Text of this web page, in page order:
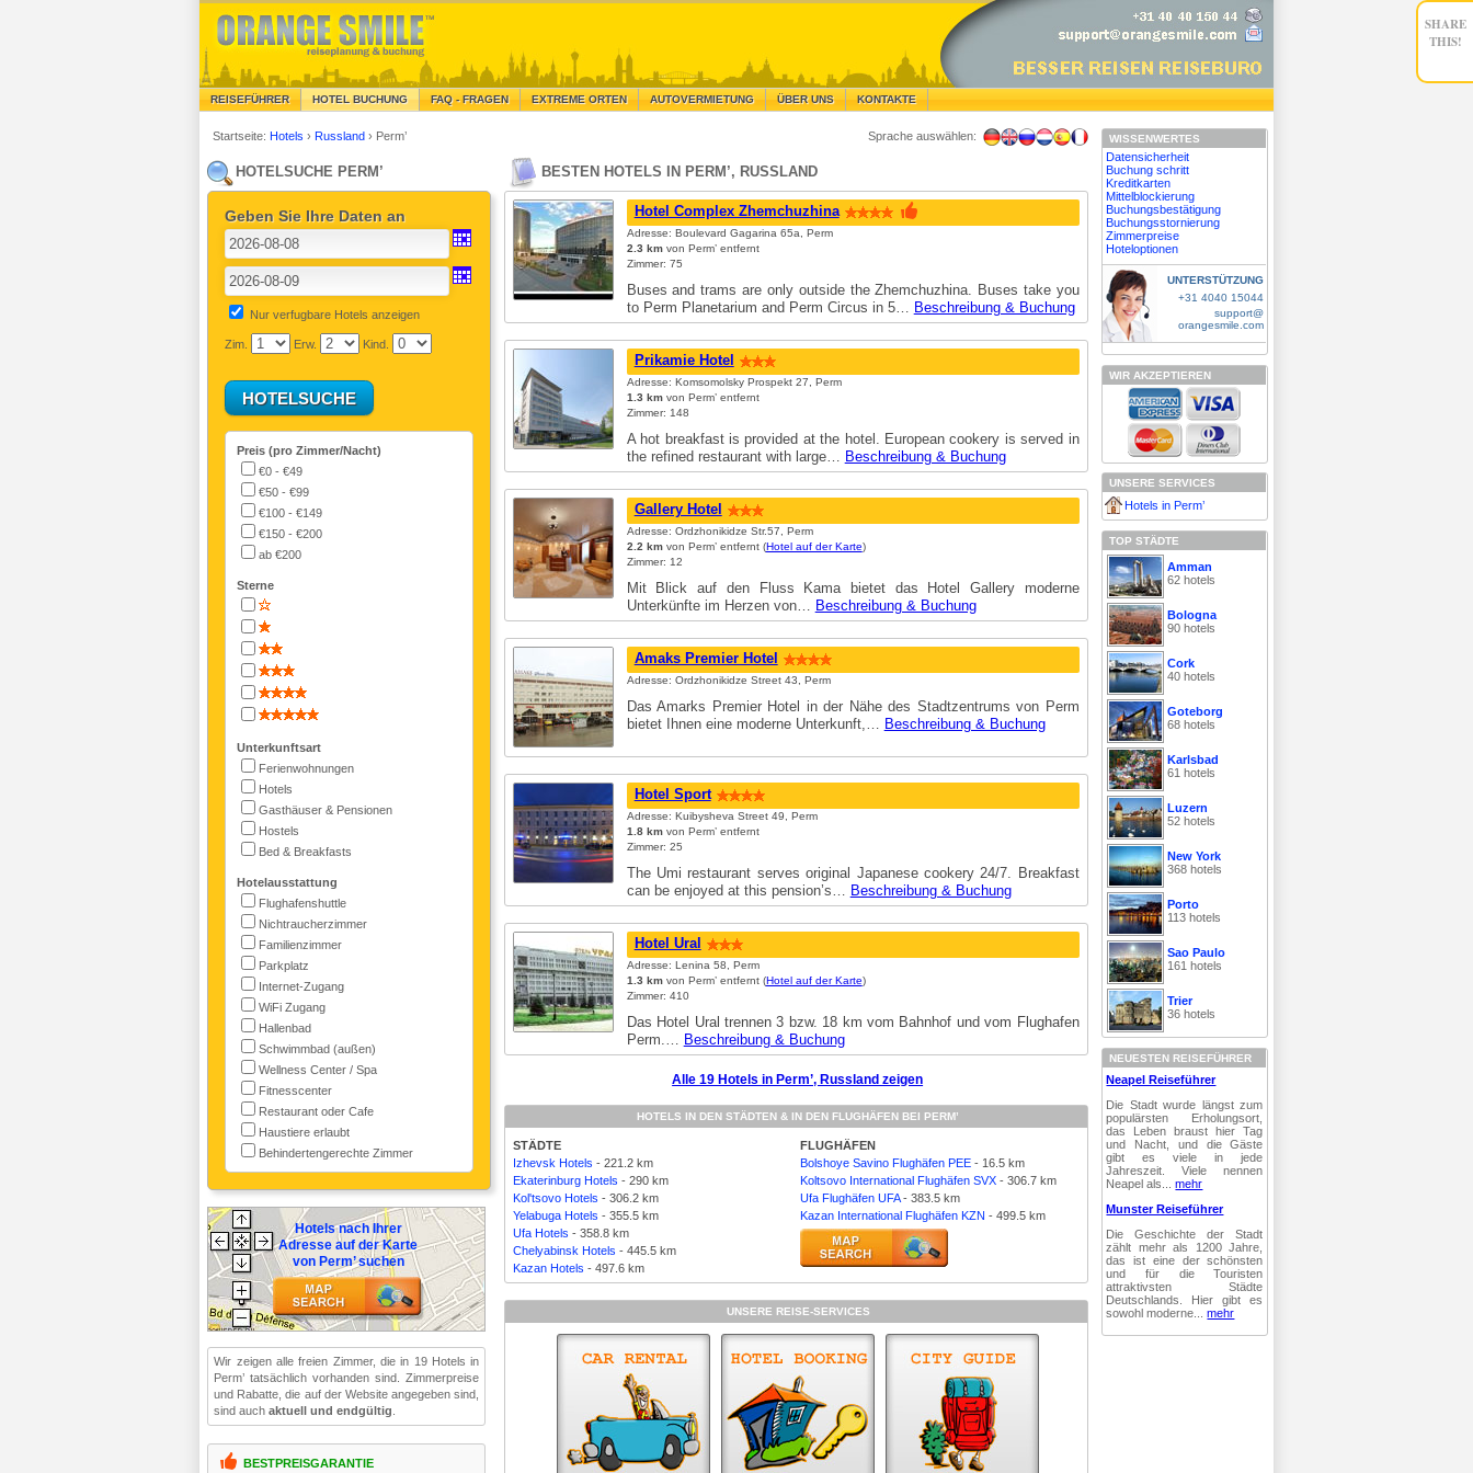
REISEFÜHRER HOTEL BUCHUNG FAQ - FRAGEN EXTREME ORTEN AUTOVERMIETUNG ÜBER UNS KONTAKTE
Startseite:Hotels›Russland› Perm’ Sprache auswählen:
HOTELSUCHE PERM’
Geben Sie Ihre Daten an
Nur verfugbare Hotels anzeigen
Zim. Erw. Kind.
Preis (pro Zimmer/Nacht)
€0 - €49
€50 - €99
€100 - €149
€150 - €200
ab €200
Sterne
Unterkunftsart
Ferienwohnungen
Hotels
Gasthäuser & Pensionen
Hostels
Bed & Breakfasts
Hotelausstattung
Flughafenshuttle
Nichtraucherzimmer
Familienzimmer
Parkplatz
Internet-Zugang
WiFi Zugang
Hallenbad
Schwimmbad (außen)
Wellness Center / Spa
Fitnesscenter
Restaurant oder Cafe
Haustiere erlaubt
Behindertengerechte Zimmer
Hotels nach Ihrer
Adresse auf der Karte
von Perm’ suchen
Wir zeigen alle freien Zimmer, die in 19 Hotels in
Perm’ tatsächlich vorhanden sind. Zimmerpreise
und Rabatte, die auf der Website angegeben sind,
sind auchaktuell und endgültig
BESTPREISGARANTIE
BESTEN HOTELS IN PERM’, RUSSLAND
Hotel Complex Zhemchuzhina
Adresse: Boulevard Gagarina 65a, Perm
2.3 kmvon Perm’ entfernt
Zimmer: 75
Buses and trams are only outside the Zhemchuzhina. Buses take you
to Perm Planetarium and Perm Circus in 5… Beschreibung & Buchung
Prikamie Hotel
Adresse: Komsomolsky Prospekt 27, Perm
1.3 kmvon Perm’ entfernt
Zimmer: 148
A hot breakfast is provided at the hotel. European cookery is served in
the refined restaurant with large… Beschreibung & Buchung
Gallery Hotel
Adresse: Ordzhonikidze Str.57, Perm
2.2 kmvon Perm’ entfernt (Hotel auf der Karte)
Zimmer: 12
Mit Blick auf den Fluss Kama bietet das Hotel Gallery moderne
Unterkünfte im Herzen von… Beschreibung & Buchung
Amaks Premier Hotel
Adresse: Ordzhonikidze Street 43, Perm
Das Amarks Premier Hotel in der Nähe des Stadtzentrums von Perm
bietet Ihnen eine moderne Unterkunft,… Beschreibung & Buchung
Hotel Sport
Adresse: Kuibysheva Street 49, Perm
1.8 kmvon Perm’ entfernt
Zimmer: 25
The Umi restaurant serves original Japanese cookery 24/7. Breakfast
can be enjoyed at this pension’s… Beschreibung & Buchung
Hotel Ural
Adresse: Lenina 58, Perm
1.3 kmvon Perm’ entfernt (Hotel auf der Karte)
Zimmer: 410
Das Hotel Ural trennen 3 bzw. 18 km vom Bahnhof und vom Flughafen
Perm.… Beschreibung & Buchung
Alle 19 Hotels in Perm’, Russland zeigen
HOTELS IN DEN STÄDTEN & IN DEN FLUGHÄFEN BEI PERM’
STÄDTE
Izhevsk Hotels - 221.2 km
Ekaterinburg Hotels - 290 km
Kol'tsovo Hotels - 306.2 km
Yelabuga Hotels - 355.5 km
Ufa Hotels - 358.8 km
Chelyabinsk Hotels - 445.5 km
Kazan Hotels - 497.6 km
FLUGHÄFEN
Bolshoye Savino Flughäfen PEE - 16.5 km
Koltsovo International Flughäfen SVX - 306.7 km
Ufa Flughäfen UFA- 383.5 km
Kazan International Flughäfen KZN - 499.5 km
UNSERE REISE-SERVICES
WISSENWERTES
Datensicherheit
Buchung schritt
Kreditkarten
Mittelblockierung
Buchungsbestätigung
Buchungsstornierung
Zimmerpreise
Hoteloptionen
UNTERSTÜTZUNG
+31 4040 15044
support@
orangesmile.com
WIR AKZEPTIEREN
UNSERE SERVICES
Hotels in Perm’
TOP STÄDTE
Amman
62 hotels
Bologna
90 hotels
Cork
40 hotels
Goteborg
68 hotels
Karlsbad
61 hotels
Luzern
52 hotels
New York
368 hotels
Porto
113 hotels
Sao Paulo
161 hotels
Trier
36 hotels
NEUESTEN REISEFÜHRER
Neapel Reiseführer
Die Stadt wurde längst zum
populärsten Erholungsort,
das Leben braust hier Tag
und Nacht, und die Gäste
gibt es viele in jede
Jahreszeit. Viele nennen
Neapel als...mehr
Munster Reiseführer
Die Geschichte der Stadt
zählt mehr als 1200 Jahre,
das ist eine der schönsten
und für die Touristen
attraktivsten Städte
Deutschlands. Hier gibt es
sowohl moderne...mehr
SHARE
THIS!